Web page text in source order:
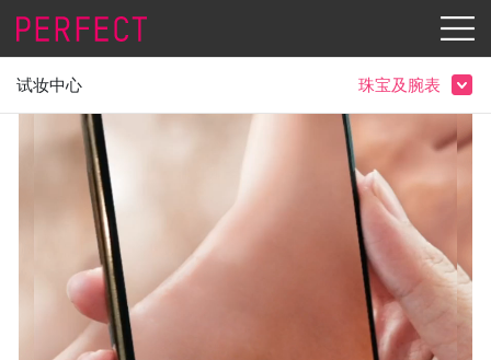
试妆中心 珠宝及腕表